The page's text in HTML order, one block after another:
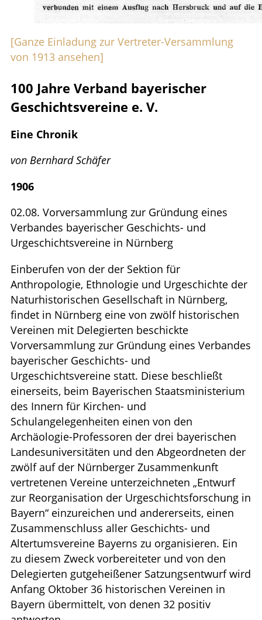
Aventinus-Medaille
Nach Regierungs­bezirken
Kontakt
Datenschutz
Impressum
Links
[Ganze Einladung zur Vertreter-Versammlung
von 1913 ansehen]
100 Jahre Verband bayerischer
Geschichtsvereine e. V.
Eine Chronik
von Bernhard Schäfer
1906
02.08. Vorversammlung zur Gründung eines
Verbandes bayerischer Geschichts- und
Urgeschichtsvereine in Nürnberg
Einberufen von der der Sektion für
Anthropologie, Ethnologie und Urgeschichte der
Naturhistorischen Gesellschaft in Nürnberg,
findet in Nürnberg eine von zwölf historischen
Vereinen mit Delegierten beschickte
Vorversammlung zur Gründung eines Verbandes
bayerischer Geschichts- und
Urgeschichtsvereine statt. Diese beschließt
einerseits, beim Bayerischen Staatsministerium
des Innern für Kirchen- und
Schulangelegenheiten einen von den
Archäologie-Professoren der drei bayerischen
Landesuniversitäten und den Abgeordneten der
zwölf auf der Nürnberger Zusammenkunft
vertretenen Vereine unterzeichneten „Entwurf
zur Reorganisation der Urgeschichtsforschung in
Bayern“ einzureichen und andererseits, einen
Zusammenschluss aller Geschichts- und
Altertumsvereine Bayerns zu organisieren. Ein
zu diesem Zweck vorbereiteter und von den
Delegierten gutgeheißener Satzungsentwurf wird
Anfang Oktober 36 historischen Vereinen in
Bayern übermittelt, von denen 32 positiv